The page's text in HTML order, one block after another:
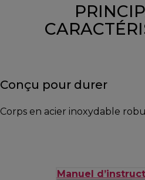
Conçu pour durer
Corps en acier inoxydable
Manuel